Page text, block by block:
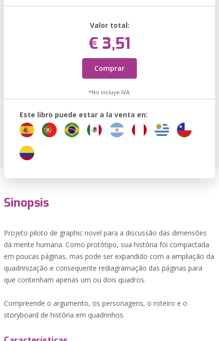
Valor total:
€ 3,51
Comprar
*No incluye IVA.
Este libro puede estar a la venta en:
Sinopsis
Projeto piloto de graphic novel para a discussão das dimensões
da mente humana. Como protótipo, sua história foi compactada
em poucas páginas, mas pode ser expandido com a ampliação da
quadrinização e consequente rediagramação das páginas para
que contenham apenas um ou dois quadros.
Compreende o argumento, os personagens, o roteiro e o
storyboard de história em quadrinhos.